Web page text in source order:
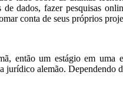
dados, fazer pesquisas
conta de seus próprios
então um estágio em
jurídico alemão.